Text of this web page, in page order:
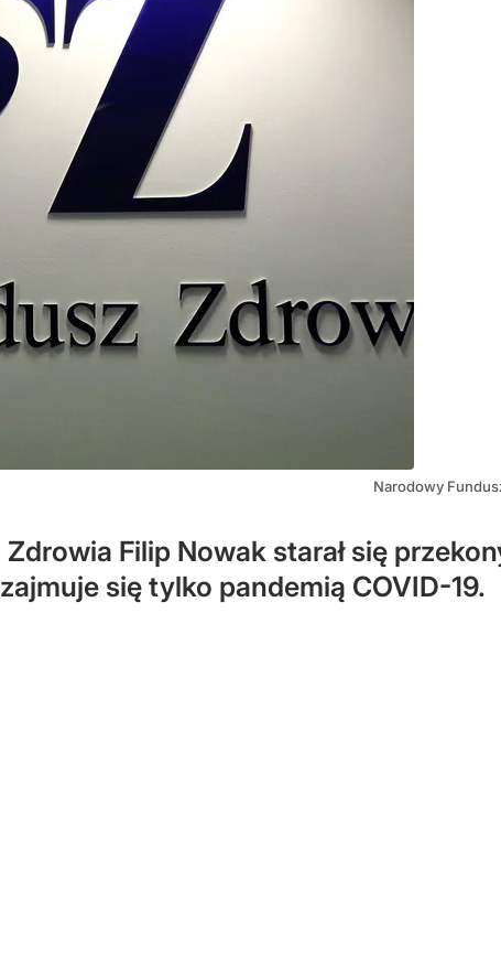
Narodowy
Filip Nowak starał się
się tylko pandemią COVID-19.